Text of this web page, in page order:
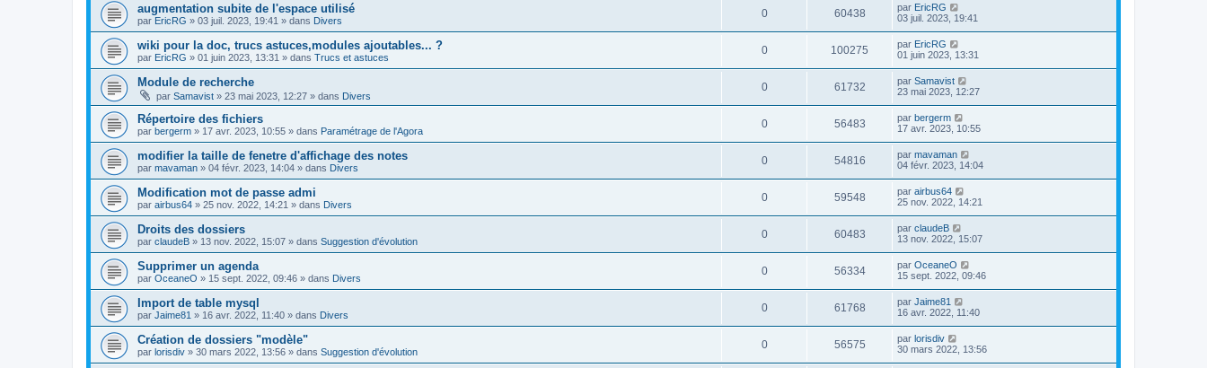
augmentation subite de l'espace utilisé
par EricRG » 03 juil. 2023, 19:41 » dans Divers
0 60438 par EricRG
03 juil. 2023, 19:41
wiki pour la doc, trucs astuces,modules ajoutables... ?
par EricRG » 01 juin 2023, 13:31 » dans Trucs et astuces
0 100275 par EricRG
01 juin 2023, 13:31
Module de recherche
par Samavist » 23 mai 2023, 12:27 » dans Divers
0 61732 par Samavist
23 mai 2023, 12:27
Répertoire des fichiers
par bergerm » 17 avr. 2023, 10:55 » dans Paramétrage de l'Agora
0 56483 par bergerm
17 avr. 2023, 10:55
modifier la taille de fenetre d'affichage des notes
par mavaman » 04 févr. 2023, 14:04 » dans Divers
0 54816 par mavaman
04 févr. 2023, 14:04
Modification mot de passe admi
par airbus64 » 25 nov. 2022, 14:21 » dans Divers
0 59548 par airbus64
25 nov. 2022, 14:21
Droits des dossiers
par claudeB » 13 nov. 2022, 15:07 » dans Suggestion d'évolution
0 60483 par claudeB
13 nov. 2022, 15:07
Supprimer un agenda
par OceaneO » 15 sept. 2022, 09:46 » dans Divers
0 56334 par OceaneO
15 sept. 2022, 09:46
Import de table mysql
par Jaime81 » 16 avr. 2022, 11:40 » dans Divers
0 61768 par Jaime81
16 avr. 2022, 11:40
Création de dossiers "modèle"
par lorisdiv » 30 mars 2022, 13:56 » dans Suggestion d'évolution
0 56575 par lorisdiv
30 mars 2022, 13:56